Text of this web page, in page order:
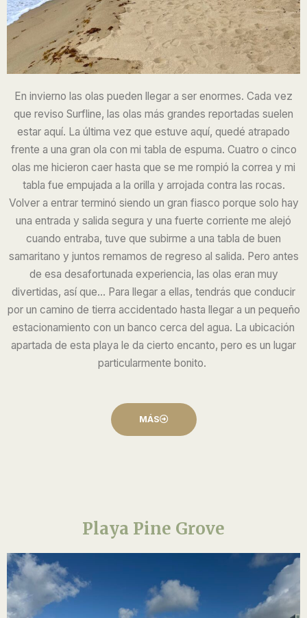
En invierno las olas pueden llegar a ser enormes. Cada vez
que reviso Surfline, las olas más grandes reportadas suelen
estar aquí. La última vez que estuve aquí, quedé atrapado
frente a una gran ola con mi tabla de espuma. Cuatro o cinco
olas me hicieron caer hasta que se me rompió la correa y mi
tabla fue empujada a la orilla y arrojada contra las rocas.
Volver a entrar terminó siendo un gran fiasco porque solo hay
una entrada y salida segura y una fuerte corriente me alejó
cuando entraba, tuve que subirme a una tabla de buen
samaritano y juntos remamos de regreso al salida. Pero antes
de esa desafortunada experiencia, las olas eran muy
divertidas, así que... Para llegar a ellas, tendrás que conducir
por un camino de tierra accidentado hasta llegar a un pequeño
estacionamiento con un banco cerca del agua. La ubicación
apartada de esta playa le da cierto encanto, pero es un lugar
particularmente bonito.
MÁS
Playa Pine Grove